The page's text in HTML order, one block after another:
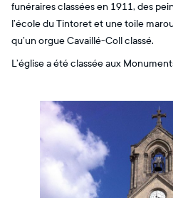
funéraires classées en 1911, des
l’école du Tintoret et une toile
qu’un orgue Cavaillé-Coll classé.
L’église a été classée aux